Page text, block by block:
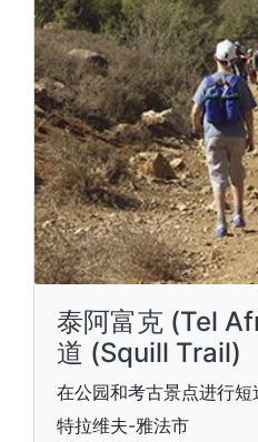
泰阿富克 (Tel
道 (Squill Trail)
在公园和考古景点进行
特拉维夫-雅法市